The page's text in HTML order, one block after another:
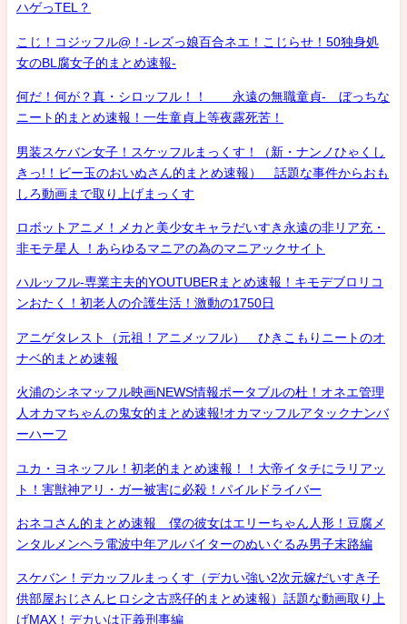
ハゲっTEL？
こじ！コジッフル@！-レズっ娘百合ネエ！こじらせ！50独身処
女のBL腐女子的まとめ速報-
何だ！何が？真・シロッフル！！ 永遠の無職童貞- ぼっちな
ニート的まとめ速報！一生童貞上等夜露死苦！
男装スケバン女子！スケッフルまっくす！（新・ナンノひゃくし
きっ!！ビー玉のおいぬさん的まとめ速報） 話題な事件からおも
しろ動画まで取り上げまっくす
ロボットアニメ！メカと美少女キャラだいすき永遠の非リア充・
非モテ星人 ！あらゆるマニアの為のマニアックサイト
ハルッフル-専業主夫的YOUTUBERまとめ速報！キモデブロリコ
ンおたく！初老人の介護生活！激動の1750日
アニゲタレスト（元祖！アニメッフル） ひきこもりニートのオ
ナベ的まとめ速報
火浦のシネマッフル映画NEWS情報ポータブルの杜！オネエ管理
人オカマちゃんの鬼女的まとめ速報!オカマッフルアタックナンバ
ーハーフ
ユカ・ヨネッフル！初老的まとめ速報！！大帝イタチにラリアッ
ト！害獣神アリ・ガー被害に必殺！パイルドライバー
おネコさん的まとめ速報 僕の彼女はエリーちゃん人形！豆腐メ
ンタルメンヘラ電波中年アルバイターのぬいぐるみ男子末路編
スケバン！デカッフルまっくす（デカい強い2次元嫁だいすき子
供部屋おじさんヒロシ之古惑仔的まとめ速報）話題な動画取り上
げMAX！デカいは正義刑事編